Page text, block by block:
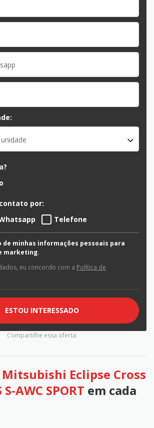
por:
Telefone
de minhas informações pessoais para
marketing.
eu concordo com a Política de
ESTOU INTERESSADO
Compartilhe essa oferta:
Mitsubishi Eclipse Cross
AWC SPORT em cada